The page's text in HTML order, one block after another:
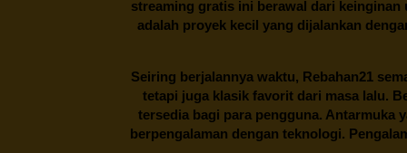
streaming gratis ini berawal dari keinginan
adalah proyek kecil yang dijalankan
Seiring berjalannya waktu, Rebahan21
tetapi juga klasik favorit dari masa lalu.
tersedia bagi para pengguna. Antarmuka
berpengalaman dengan teknologi.